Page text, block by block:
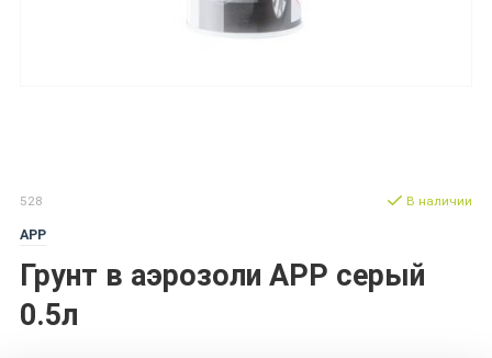
528
APP
Грунт в аэрозоли APP серый
0.5л
В наличии